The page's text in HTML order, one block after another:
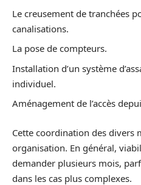
Le creusement de tranchées
canalisations.
La pose de compteurs.
Installation d’un système
individuel.
Aménagement de l’accès
Cette coordination des divers
organisation. En général,
demander plusieurs mois,
dans les cas plus complexes.